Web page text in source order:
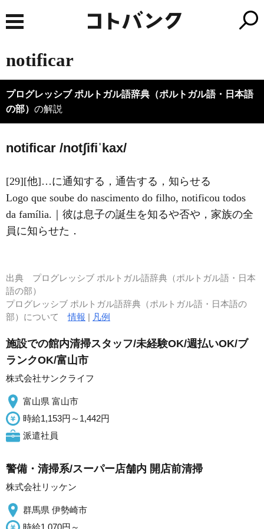
notificar
プログレッシブ ポルトガル語辞典（ポルトガル語・日本語
の部） の解説
notificar /notʃifiˈkax/
[29][他]…に通知する，通告する，知らせる
Logo que soube do nascimento do filho, notificou todos
da família.｜彼は息子の誕生を知るや否や，家族の全
員に知らせた．
出典 プログレッシブ ポルトガル語辞典（ポルトガル語・日本
語の部）
プログレッシブ ポルトガル語辞典（ポルトガル語・日本語の
部）について情報 | 凡例
施設での館内清掃スタッフ/未経験OK/週払いOK/ブ
ランクOK/富山市
株式会社サンクライフ
富山県 富山市
時給1,153円～1,442円
派遣社員
警備・清掃系/スーパー店舗内 開店前清掃
株式会社リッケン
群馬県 伊勢崎市
時給1,070円～